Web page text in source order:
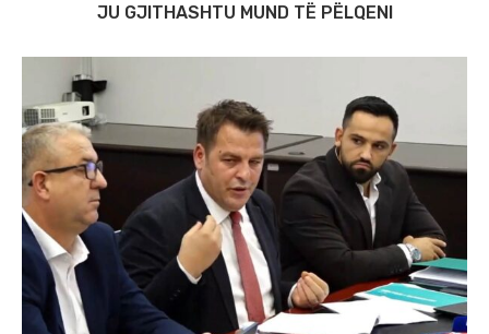
JU GJITHASHTU MUND TË PËLQENI